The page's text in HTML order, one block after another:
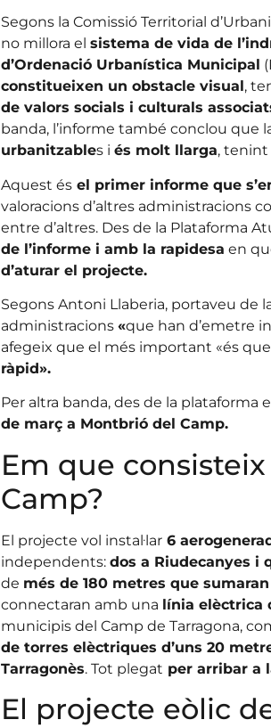
Segons la Comissió Territorial
no millora el sistema de vida de
d’Ordenació Urbanística Municipal
constitueixen un obstacle visual,
de valors socials i culturals
banda, l’informe també conclou que
urbanitzables i és molt llarga, tenint
Aquest ésel primer informe que
valoracions d’altres administracions
entre d’altres. Des de la Plataforma
de l’informe i amb la rapidesa en
d’aturar el projecte.
Segons Antoni Llaberia, portaveu de
administracions «que han d’emetre
afegeix que el més important «és que
ràpid».
Per altra banda, des de la plataforma
de març a Montbrió del Camp.
Em que
Camp?
El projecte vol instal·lar6
independents: dos a Riudecanyes i
de més de 180 metres que
connectaran amb una línia elèctrica
municipis del Camp de Tarragona,
de torres elèctriques d’uns 20
Tarragonès. Tot plegat per arribar a
El projecte eòlic